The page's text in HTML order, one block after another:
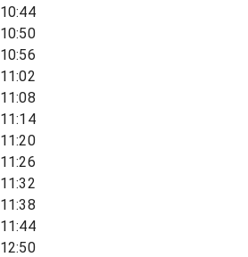
10:44
10:50
10:56
11:02
11:08
11:14
11:20
11:26
11:32
11:38
11:44
12:50